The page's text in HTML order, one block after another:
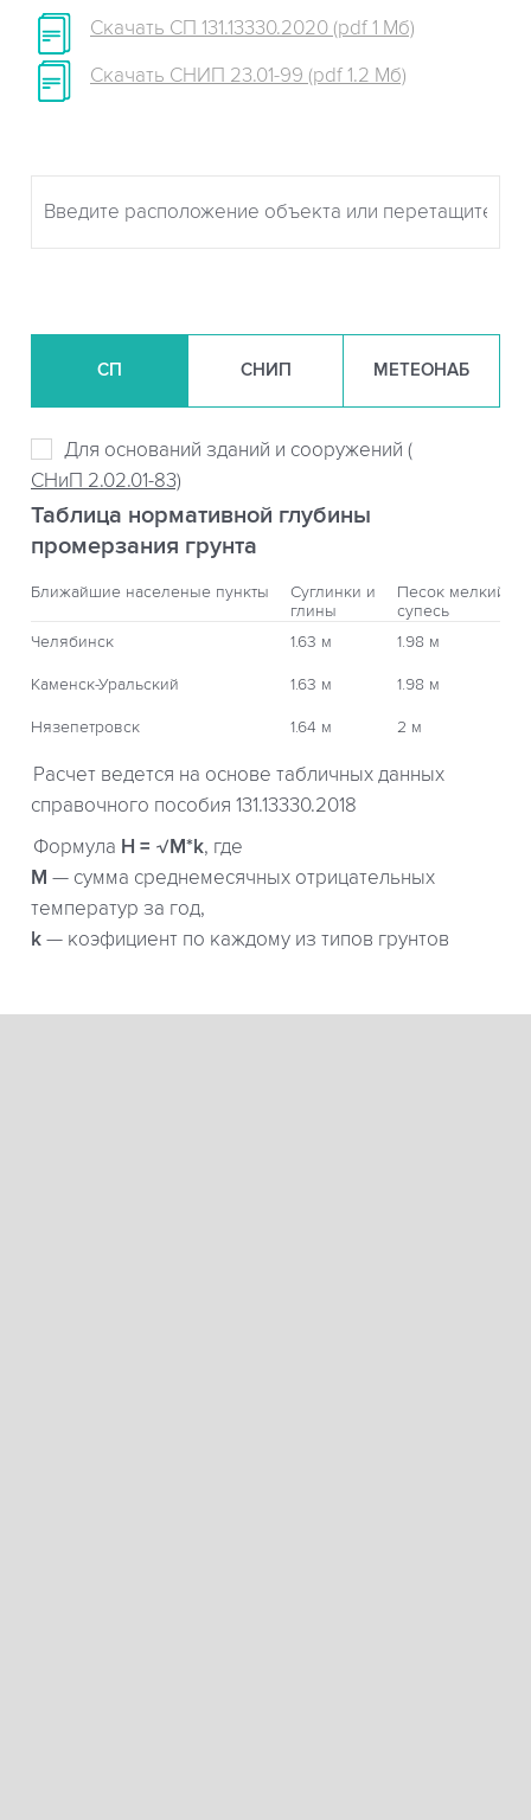
Скачать СП 131.13330.2020 (pdf 1 Мб)
Скачать СНИП 23.01-99 (pdf 1.2 Мб)
СП СНИП МЕТЕОНАБ
Для оснований зданий и сооружений (
СНиП 2.02.01-83)
Таблица нормативной глубины
промерзания грунта
Ближайшие населеные пункты
Суглинки и
глины
Песок мелкий,
супесь
Челябинск
1.63 м 1.98 м
Каменск-Уральский 1.63 м 1.98 м
Нязепетровск 1.64 м 2 м
Расчет ведется на основе табличных данных
справочного пособия 131.13330.2018
Формула H = √M*k, где
М — сумма среднемесячных отрицательных
температур за год,
k — коэфициент по каждому из типов грунтов